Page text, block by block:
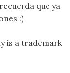
que ya
:)
is a trademark